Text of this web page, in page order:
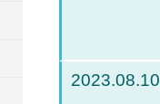
2023.08.10